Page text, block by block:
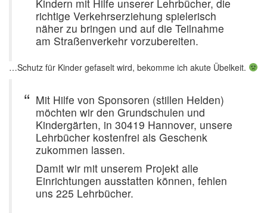
Kindern mit Hilfe unserer Lehrbücher, die
richtige Verkehrserziehung spielerisch
näher zu bringen und auf die Teilnahme
am Straßenverkehr vorzubereiten.
…Schutz für Kinder gefaselt wird, bekomme ich akute Übelkeit.
Mit Hilfe von Sponsoren (stillen Helden)
möchten wir den Grundschulen und
Kindergärten, in 30419 Hannover, unsere
Lehrbücher kostenfrei als Geschenk
zukommen lassen.
Damit wir mit unserem Projekt alle
Einrichtungen ausstatten können, fehlen
uns 225 Lehrbücher.